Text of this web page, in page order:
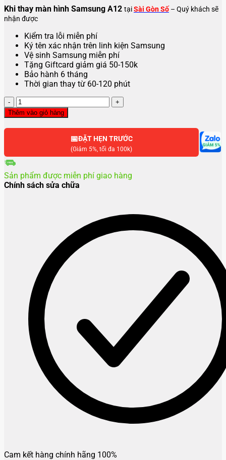
Khi thay màn hình Samsung A12 tạiSài Gòn Số – Quý khách sẽ
nhận được
Kiểm tra lỗi miễn phí
Ký tên xác nhận trên linh kiện Samsung
Vệ sinh Samsung miễn phí
Tặng Giftcard giảm giá 50-150k
Bảo hành 6 tháng
Thời gian thay từ 60-120 phút
Thay
màn
hình
Samsung
lượng
Thêm vào giỏ hàng
📅ĐẶT HẸN TRƯỚC
(Giảm 5%, tối đa 100k)
Sản phẩm được miễn phí giao hàng
Chính sách sửa chữa
Cam kết hàng chính hãng 100%